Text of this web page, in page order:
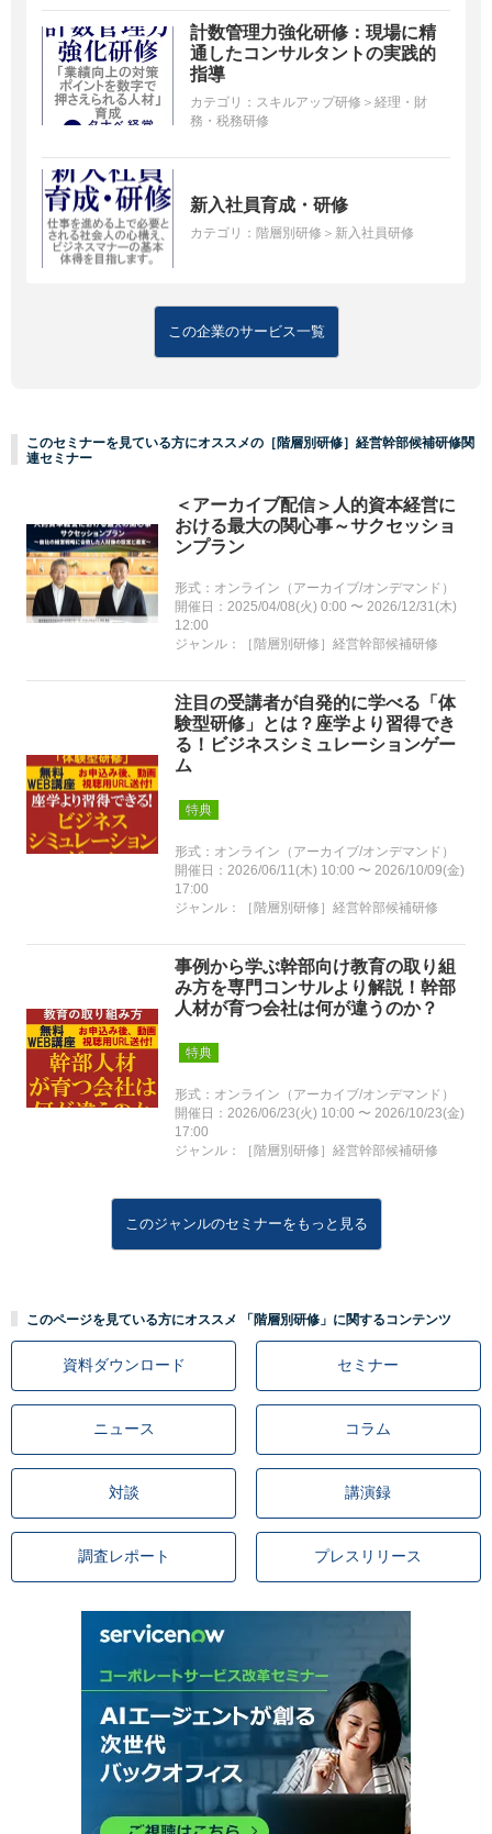
計数管理力強化研修：現場に精
通したコンサルタントの実践的
指導
カテゴリ： スキルアップ研修＞経理・財
務・税務研修
新入社員育成・研修
カテゴリ： 階層別研修＞新入社員研修
この企業のサービス一覧
このセミナーを見ている方にオススメの［階層別研修］経営幹部候補研修関
連セミナー
＜アーカイブ配信＞人的資本経営に
おける最大の関心事～サクセッショ
ンプラン
形式：オンライン（アーカイブ/オンデマンド）
開催日：2025/04/08(火) 0:00 〜 2026/12/31(木)
12:00
ジャンル：［階層別研修］経営幹部候補研修
注目の受講者が自発的に学べる「体
験型研修」とは？座学より習得でき
る！ビジネスシミュレーションゲー
ム
特典
形式：オンライン（アーカイブ/オンデマンド）
開催日：2026/06/11(木) 10:00 〜 2026/10/09(金)
17:00
ジャンル：［階層別研修］経営幹部候補研修
事例から学ぶ幹部向け教育の取り組
み方を専門コンサルより解説！幹部
人材が育つ会社は何が違うのか？
特典
形式：オンライン（アーカイブ/オンデマンド）
開催日：2026/06/23(火) 10:00 〜 2026/10/23(金)
17:00
ジャンル：［階層別研修］経営幹部候補研修
このジャンルのセミナーをもっと見る
このページを見ている方にオススメ 「階層別研修」に関するコンテンツ
資料ダウンロード セミナー
ニュース コラム
対談 講演録
調査レポート プレスリリース